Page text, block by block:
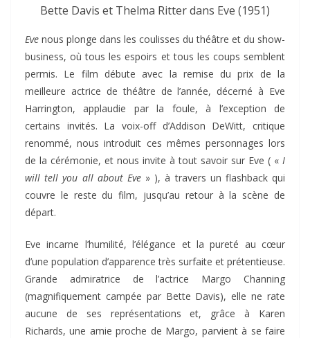
Bette Davis et Thelma Ritter dans Eve (1951)
Eve nous plonge dans les coulisses du théâtre et du show-
business, où tous les espoirs et tous les coups semblent
permis. Le film débute avec la remise du prix de la
meilleure actrice de théâtre de l’année, décerné à Eve
Harrington, applaudie par la foule, à l’exception de
certains invités. La voix-off d’Addison DeWitt, critique
renommé, nous introduit ces mêmes personnages lors
de la cérémonie, et nous invite à tout savoir sur Eve ( « I
will tell you all about Eve» ), à travers un flashback qui
couvre le reste du film, jusqu’au retour à la scène de
départ.
Eve incarne l’humilité, l’élégance et la pureté au cœur
d’une population d’apparence très surfaite et prétentieuse.
Grande admiratrice de l’actrice Margo Channing
(magnifiquement campée par Bette Davis), elle ne rate
aucune de ses représentations et, grâce à Karen
Richards, une amie proche de Margo, parvient à se faire